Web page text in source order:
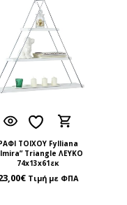
ΤΟΙΧΟΥ Fylliana
Triangle ΛΕΥΚΟ
74x13x61εκ
€ Τιμή με ΦΠΑ